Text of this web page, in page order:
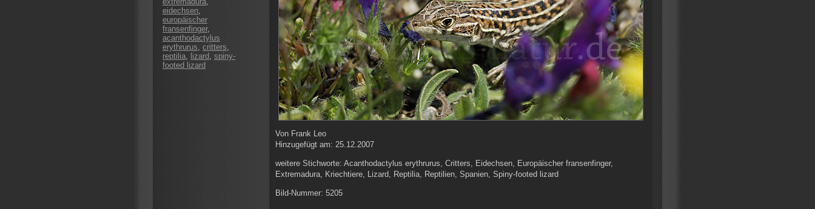
eidechsen,
europäischer
fransenfinger,
acanthodactylus
erythrurus, critters,
reptilia, lizard, spiny-
footed lizard
Von Frank Leo
Hinzugefügt am:25.12.2007
weitere Stichworte:Acanthodactylus erythrurus, Critters, Eidechsen, Europäischer fransenfinger,
Extremadura, Kriechtiere, Lizard, Reptilia, Reptilien, Spanien, Spiny-footed lizard
Bild-Nummer:5205